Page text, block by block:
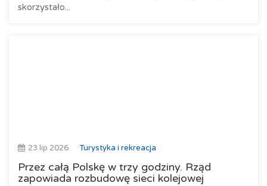
skorzystało...
23 lip 2026 Turystyka i rekreacja
Przez całą Polskę w trzy godziny. Rząd
zapowiada rozbudowę sieci kolejowej